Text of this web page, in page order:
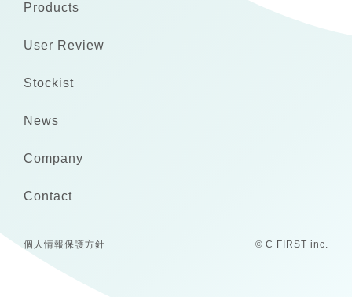
Products
User Review
Stockist
News
Company
Contact
個人情報保護方針 © C FIRST inc.